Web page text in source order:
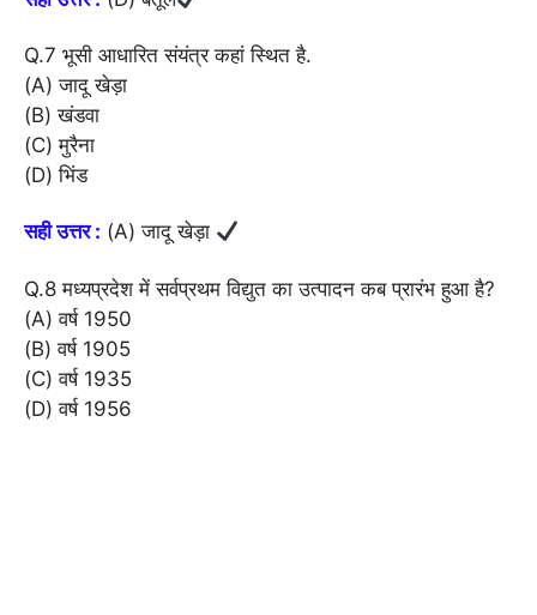
Q.7 भूसी आधारित संयंत्र कहां स्थित है.
(A) जादू खेड़ा
(B) खंडवा
(C) मुरैना
(D) भिंड
सही उत्तर : (A) जादू खेड़ा
Q.8 मध्यप्रदेश में सर्वप्रथम विद्युत का उत्पादन कब प्रारंभ हुआ है?
(A) वर्ष 1950
(B) वर्ष 1905
(C) वर्ष 1935
(D) वर्ष 1956